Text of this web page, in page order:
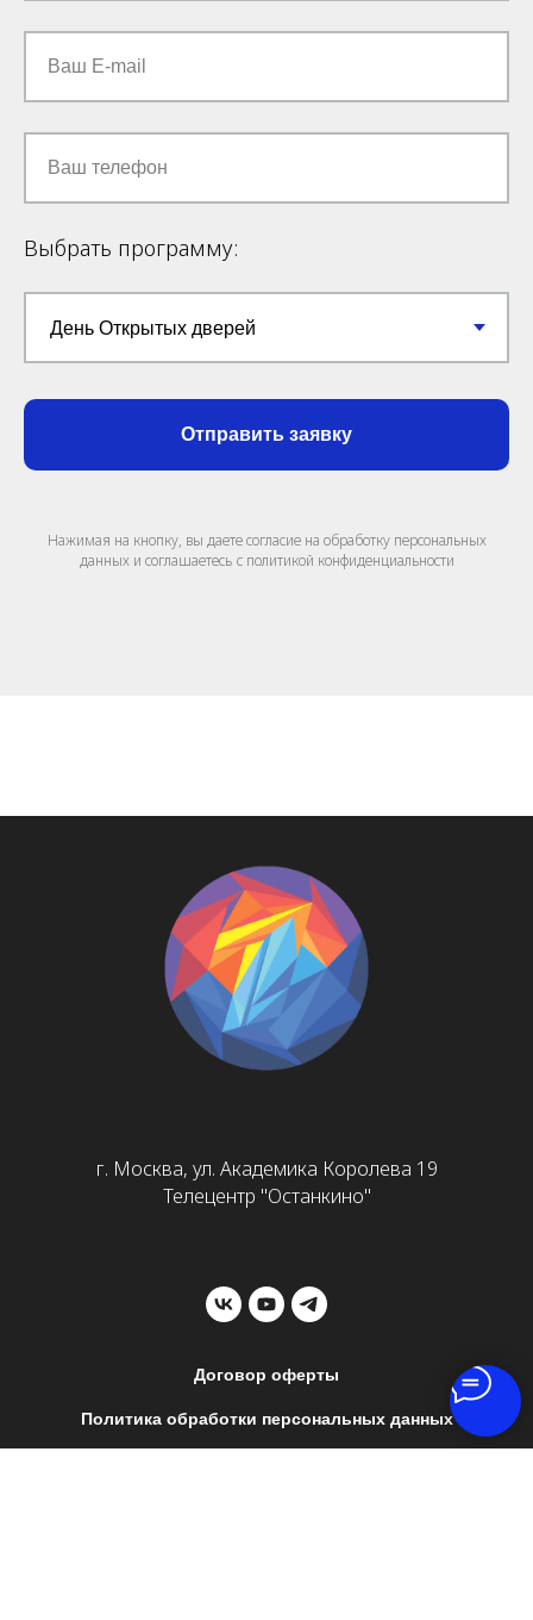
Ваш E-mail
Ваш телефон
Выбрать программу:
Отправить заявку
Нажимая на кнопку, вы даете согласие на обработку персональных
данных и соглашаетесь c политикой конфиденциальности
г. Москва, ул. Академика Королева 19
Телецентр "Останкино"
Договор оферты
Политика обработки персональных данных